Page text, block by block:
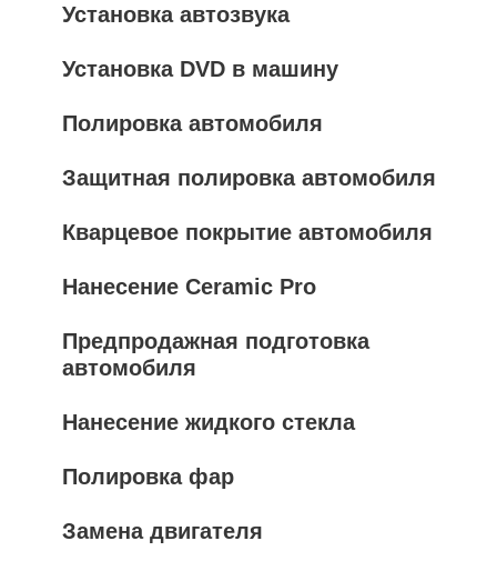
Установка автозвука
Установка DVD в машину
Полировка автомобиля
Защитная полировка автомобиля
Кварцевое покрытие автомобиля
Нанесение Ceramic Pro
Предпродажная подготовка
автомобиля
Нанесение жидкого стекла
Полировка фар
Замена двигателя